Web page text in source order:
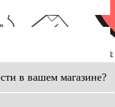
в вашем магазине?